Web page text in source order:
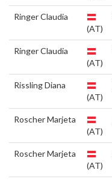
Ringer Claudia
(AT)
Ringer Claudia
(AT)
Rissling Diana
(AT)
Roscher Marjeta
(AT)
Roscher Marjeta
(AT)